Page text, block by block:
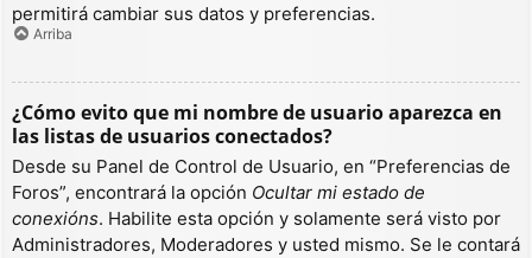
permitirá cambiar sus datos y preferencias.
Arriba
¿Cómo evito que mi nombre de usuario aparezca en
las listas de usuarios conectados?
Desde su Panel de Control de Usuario, en “Preferencias de
Foros”, encontrará la opción Ocultar mi estado de
conexións. Habilite esta opción y solamente será visto por
Administradores, Moderadores y usted mismo. Se le contará